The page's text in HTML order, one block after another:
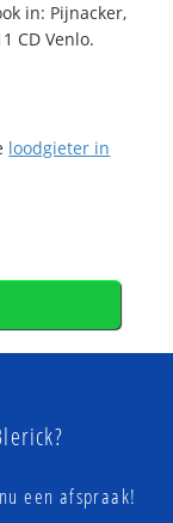
in: Pijnacker,
CD Venlo.
loodgieter in
een afspraak!